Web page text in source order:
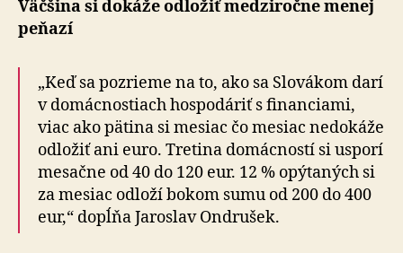
Väčšina si dokáže odložiť medzi­ročne menej
peňazí
„Keď sa pozrieme na to, ako sa Slovákom darí
v do­mác­nos­tiach hospo­dáriť s fi­nan­ciami,
viac ako pätina si mesiac čo mesiac ne­do­káže
od­lo­žiť ani euro. Tre­tina do­mác­ností si usporí
mesačne od 40 do 120 eur. 12 % opý­ta­ných si
za mesiac odloží bokom sumu od 200 do 400
eur,“ dopĺňa Jaroslav Ondrušek.